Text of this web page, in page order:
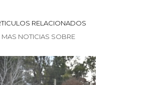
RELACIONADOS
MAS NOTICIAS SOBRE